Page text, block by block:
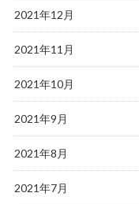
2021年12月
2021年11月
2021年10月
2021年9月
2021年8月
2021年7月